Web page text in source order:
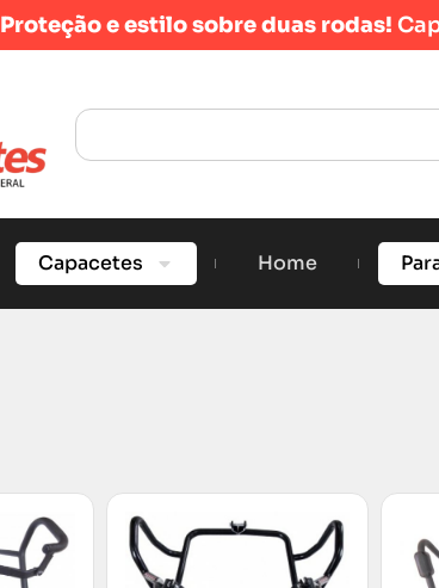
Proteção e estilo sobre duas rodas!
Capacetes Home